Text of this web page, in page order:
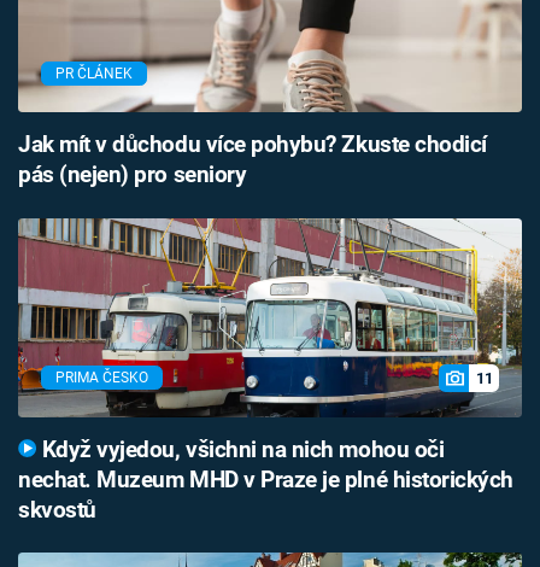
PR ČLÁNEK
Jak mít v důchodu více pohybu? Zkuste chodicí
pás (nejen) pro seniory
PRIMA ČESKO 11
Když vyjedou, všichni na nich mohou oči
nechat. Muzeum MHD v Praze je plné historických
skvostů